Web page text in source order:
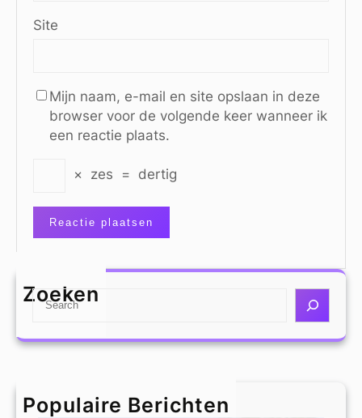
Site
Mijn naam, e-mail en site opslaan in deze
browser voor de volgende keer wanneer ik
een reactie plaats.
× zes = dertig
Zoeken
S
a
h
Populaire Berichten